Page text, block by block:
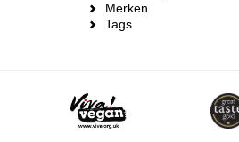
Merken
Tags